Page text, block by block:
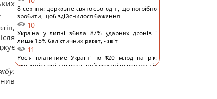
8 серпня: церковне свято сьогодні, що потрібно
зробити, щоб здійснилося бажання
10
Україна у липні збила 87% ударних дронів і
лише 15% балістичних ракет, - звіт
11
Росія платитиме Україні по $20 млрд на рік:
економіст оцінив реальний механізм репарацій